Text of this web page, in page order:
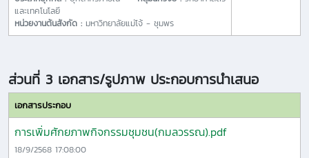
และเทคโนโลยี
หน่วยงานต้นสังกัด : มหาวิทยาลัยแม่โจ้ - ชุมพร
ส่วนที่ 3 เอกสาร/รูปภาพ ประกอบการนำเสนอ
เอกสารประกอบ
การเพิ่มศักยภาพกิจกรรมชุมชน(กมลวรรณ).pdf
18/9/2568 17:08:00